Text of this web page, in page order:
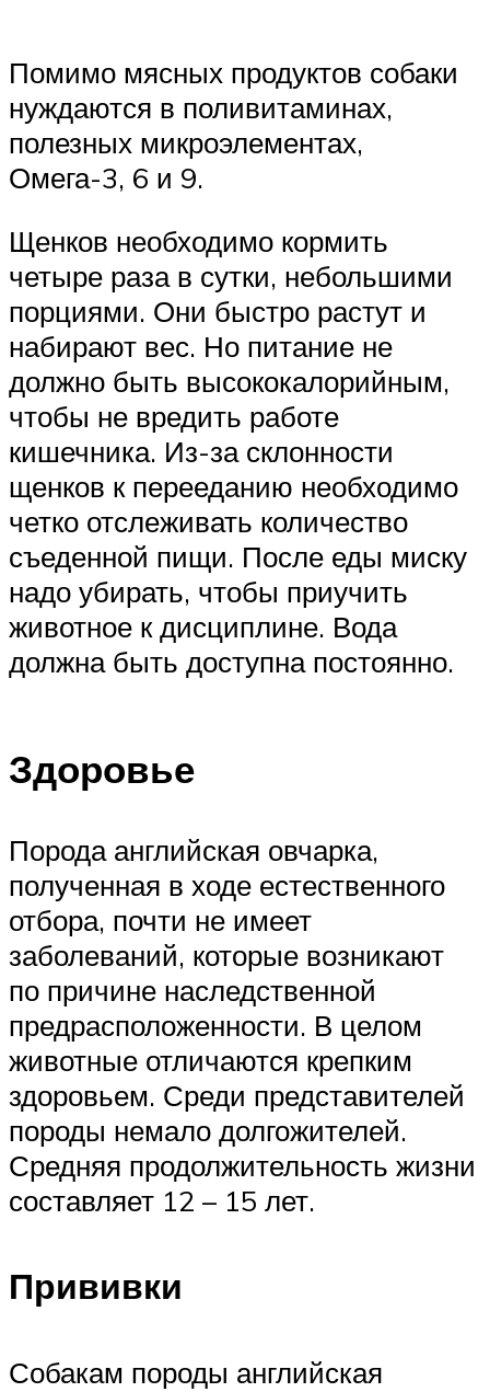
Помимо мясных продуктов собаки
нуждаются в поливитаминах,
полезных микроэлементах,
Омега-3, 6 и 9.
Щенков необходимо кормить
четыре раза в сутки, небольшими
порциями. Они быстро растут и
набирают вес. Но питание не
должно быть высококалорийным,
чтобы не вредить работе
кишечника. Из-за склонности
щенков к перееданию необходимо
четко отслеживать количество
съеденной пищи. После еды миску
надо убирать, чтобы приучить
животное к дисциплине. Вода
должна быть доступна постоянно.
Здоровье
Порода английская овчарка,
полученная в ходе естественного
отбора, почти не имеет
заболеваний, которые возникают
по причине наследственной
предрасположенности. В целом
животные отличаются крепким
здоровьем. Среди представителей
породы немало долгожителей.
Средняя продолжительность жизни
составляет 12 – 15 лет.
Прививки
Собакам породы английская